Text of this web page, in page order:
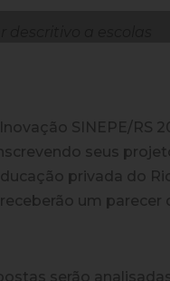
SINEPE/RS
seus
privada do
um parecer
serão